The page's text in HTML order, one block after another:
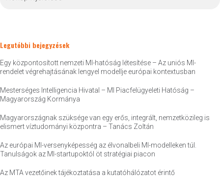
Legutóbbi bejegyzések
Egy központosított nemzeti MI-hatóság létesítése – Az uniós MI-
rendelet végrehajtásának lengyel modellje európai kontextusban
Mesterséges Intelligencia Hivatal – MI Piacfelügyeleti Hatóság –
Magyarország Kormánya
Magyarországnak szüksége van egy erős, integrált, nemzetközileg is
elismert víztudományi központra – Tanács Zoltán
Az európai MI-versenyképesség az élvonalbeli MI-modelleken túl.
Tanulságok az MI-startupoktól öt stratégiai piacon
Az MTA vezetőinek tájékoztatása a kutatóhálózatot érintő